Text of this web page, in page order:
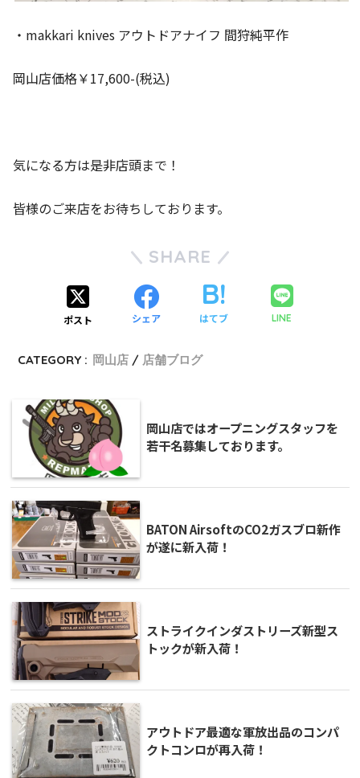
・makkari knives アウトドアナイフ 間狩純平作
岡山店価格￥17,600-(税込)
気になる方は是非店頭まで！
皆様のご来店をお待ちしております。
SHARE
ポスト シェア はてブ LINE
CATEGORY : 岡山店 店舗ブログ
岡山店ではオープニングスタッフを
若干名募集しております。
BATON AirsoftのCO2ガスブロ新作
が遂に新入荷！
ストライクインダストリーズ新型ス
トックが新入荷！
アウトドア最適な軍放出品のコンパ
クトコンロが再入荷！